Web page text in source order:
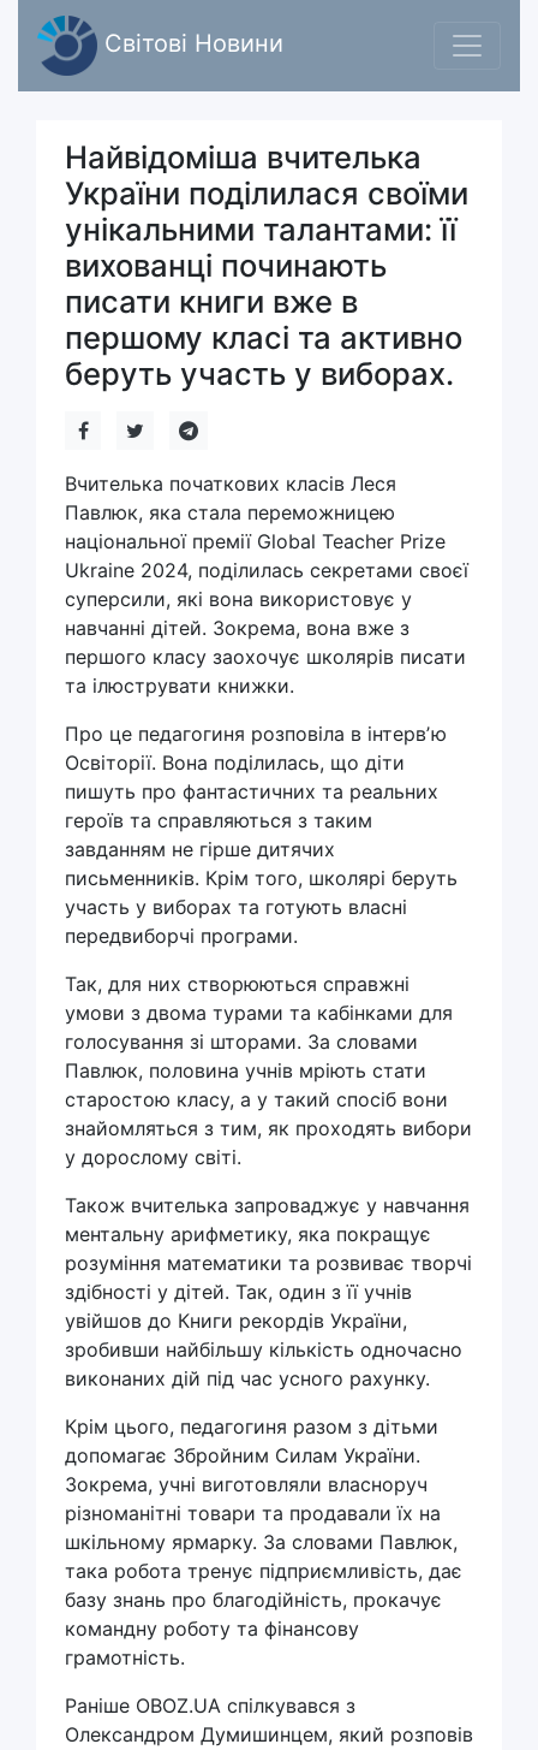
Світові Новини
Найвідоміша вчителька
України поділилася своїми
унікальними талантами: її
вихованці починають
писати книги вже в
першому класі та активно
беруть участь у виборах.
Вчителька початкових класів Леся
Павлюк, яка стала переможницею
національної премії Global Teacher Prize
Ukraine 2024, поділилась секретами своєї
суперсили, які вона використовує у
навчанні дітей. Зокрема, вона вже з
першого класу заохочує школярів писати
та ілюструвати книжки.
Про це педагогиня розповіла в інтервʼю
Освіторії. Вона поділилась, що діти
пишуть про фантастичних та реальних
героїв та справляються з таким
завданням не гірше дитячих
письменників. Крім того, школярі беруть
участь у виборах та готують власні
передвиборчі програми.
Так, для них створюються справжні
умови з двома турами та кабінками для
голосування зі шторами. За словами
Павлюк, половина учнів мріють стати
старостою класу, а у такий спосіб вони
знайомляться з тим, як проходять вибори
у дорослому світі.
Також вчителька запроваджує у навчання
ментальну арифметику, яка покращує
розуміння математики та розвиває творчі
здібності у дітей. Так, один з її учнів
увійшов до Книги рекордів України,
зробивши найбільшу кількість одночасно
виконаних дій під час усного рахунку.
Крім цього, педагогиня разом з дітьми
допомагає Збройним Силам України.
Зокрема, учні виготовляли власноруч
різноманітні товари та продавали їх на
шкільному ярмарку. За словами Павлюк,
така робота тренує підприємливість, дає
базу знань про благодійність, прокачує
командну роботу та фінансову
грамотність.
Раніше OBOZ.UA спілкувався з
Олександром Думишинцем, який розповів